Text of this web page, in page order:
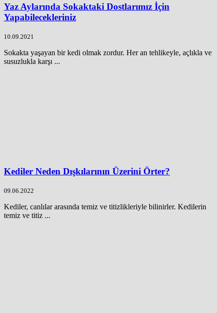
Yaz Aylarında Sokaktaki Dostlarımız İçin
Yapabilecekleriniz
10.09.2021
Sokakta yaşayan bir kedi olmak zordur. Her an tehlikeyle, açlıkla ve
susuzlukla karşı ...
Kediler Neden Dışkılarının Üzerini Örter?
09.06.2022
Kediler, canlılar arasında temiz ve titizlikleriyle bilinirler. Kedilerin
temiz ve titiz ...